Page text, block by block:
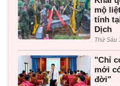
mộ
tính
Dịch
Thứ Sáu
"Chỉ
mới
đời"